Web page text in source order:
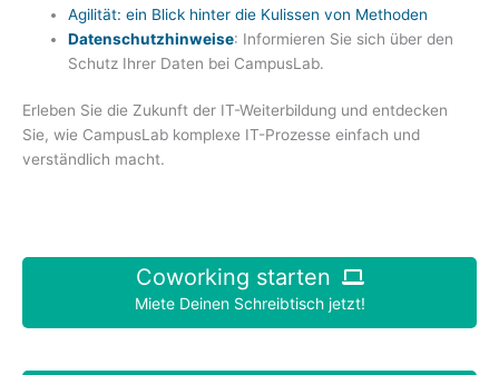
Agilität: ein Blick hinter die Kulissen von Methoden
Datenschutzhinweise: Informieren Sie sich über den
Schutz Ihrer Daten bei CampusLab.
Erleben Sie die Zukunft der IT-Weiterbildung und entdecken
Sie, wie CampusLab komplexe IT-Prozesse einfach und
verständlich macht.
Coworking starten
Miete Deinen Schreibtisch jetzt!